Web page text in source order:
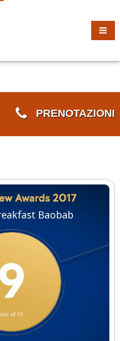
PRENOTAZIONI